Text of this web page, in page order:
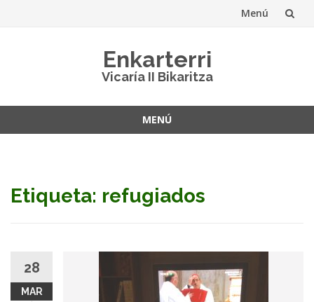
Menú
Enkarterri
Vicaría II Bikaritza
MENÚ
Etiqueta: refugiados
28
MAR